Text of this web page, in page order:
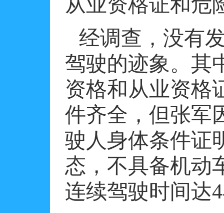
经调查，没有
驾驶的迹象。其
资格和从业资格
件齐全，但张军
驶人身体条件证
态，不具备机动
连续驾驶时间达4